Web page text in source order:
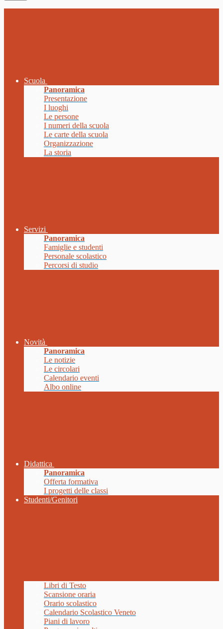
Scuola
Panoramica
Presentazione
I luoghi
Le persone
I numeri della scuola
Le carte della scuola
Organizzazione
La storia
Servizi
Panoramica
Famiglie e studenti
Personale scolastico
Percorsi di studio
Novità
Panoramica
Le notizie
Le circolari
Calendario eventi
Albo online
Didattica
Panoramica
Offerta formativa
I progetti delle classi
Studenti/Genitori
Libri di Testo
Scansione oraria
Orario scolastico
Calendario Scolastico Veneto
Piani di lavoro